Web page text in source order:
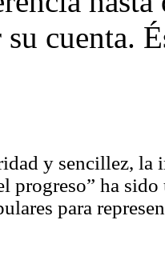
cuenta.
y sencillez, la
progreso” ha
para